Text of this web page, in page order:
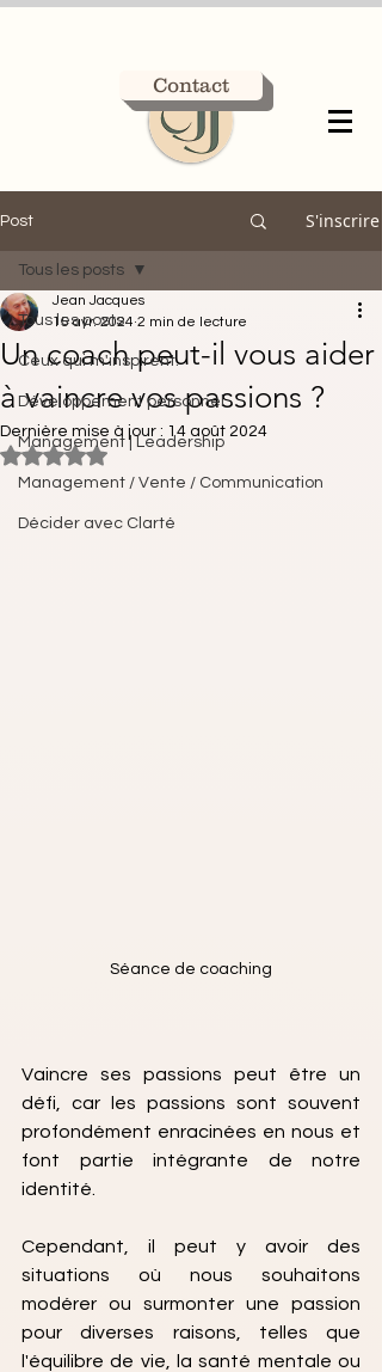
Contact
Post S'inscrire
Tous les posts
Ceux qui m'inspirent.
Développement personnel
Management | Leadership
Management / Vente / Communication
Décider avec Clarté
Tous les posts
Un coach peut-il vous aider
à vaincre vos passions ?
Jean Jacques
15 avr. 2024 2 min de lecture
Dernière mise à jour : 14 août 2024
Noté NaN étoiles sur 5.
Séance de coaching
Vaincre ses passions peut être un
défi, car les passions sont souvent
profondément enracinées en nous et
font partie intégrante de notre
identité.
Cependant, il peut y avoir des
situations où nous souhaitons
modérer ou surmonter une passion
pour diverses raisons, telles que
l'équilibre de vie, la santé mentale ou